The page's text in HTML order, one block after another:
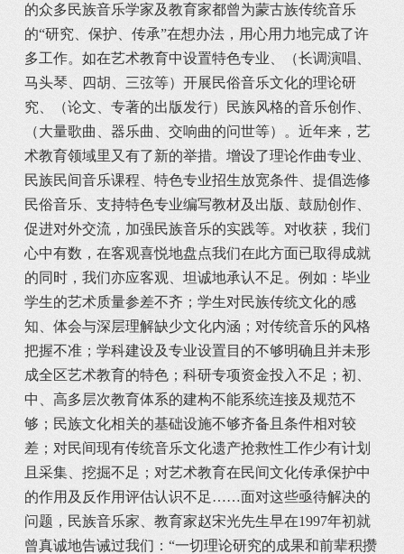
的众多民族音乐学家及教育家都曾为蒙古族传统音乐
的“研究、保护、传承”在想办法，用心用力地完成了许
多工作。如在艺术教育中设置特色专业、（长调演唱、
马头琴、四胡、三弦等）开展民俗音乐文化的理论研
究、（论文、专著的出版发行）民族风格的音乐创作、
（大量歌曲、器乐曲、交响曲的问世等）。近年来，艺
术教育领域里又有了新的举措。增设了理论作曲专业、
民族民间音乐课程、特色专业招生放宽条件、提倡选修
民俗音乐、支持特色专业编写教材及出版、鼓励创作、
促进对外交流，加强民族音乐的实践等。对收获，我们
心中有数，在客观喜悦地盘点我们在此方面已取得成就
的同时，我们亦应客观、坦诚地承认不足。例如：毕业
学生的艺术质量参差不齐；学生对民族传统文化的感
知、体会与深层理解缺少文化内涵；对传统音乐的风格
把握不准；学科建设及专业设置目的不够明确且并未形
成全区艺术教育的特色；科研专项资金投入不足；初、
中、高多层次教育体系的建构不能系统连接及规范不
够；民族文化相关的基础设施不够齐备且条件相对较
差；对民间现有传统音乐文化遗产抢救性工作少有计划
且采集、挖掘不足；对艺术教育在民间文化传承保护中
的作用及反作用评估认识不足……面对这些亟待解决的
问题，民族音乐家、教育家赵宋光先生早在1997年初就
曾真诚地告诫过我们：“一切理论研究的成果和前辈积攒